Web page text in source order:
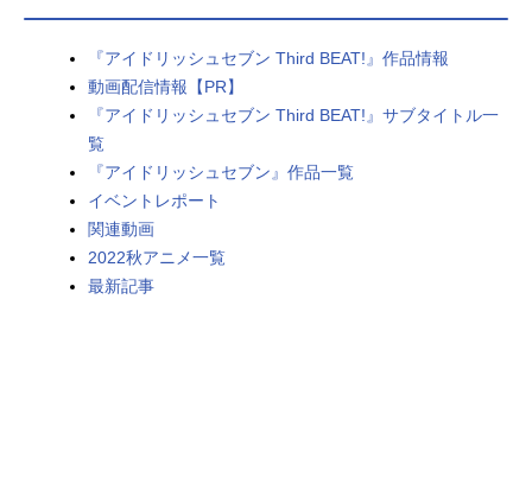
FOLLOW US
『アイドリッシュセブン Third BEAT!』作品情報
動画配信情報【PR】
『アイドリッシュセブン Third BEAT!』サブタイトル一
覧
『アイドリッシュセブン』作品一覧
イベントレポート
関連動画
2022秋アニメ一覧
最新記事